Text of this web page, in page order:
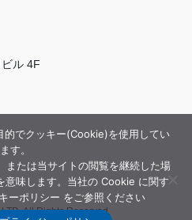
ル 4F
All Rights Reserved.
的でクッキー(Cookie)を使用してい
ます。
または当サイトの閲覧を継続した場
意味します。当社の Cookie に関す
ーポリシー をご参照ください